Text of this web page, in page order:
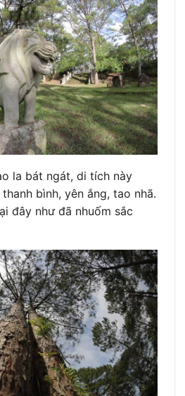
la bát ngát, di tích này
bình, yên ắng, tao nhã.
đây như đã nhuốm sắc